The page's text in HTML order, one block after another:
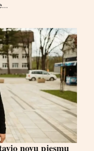
novu pjesmu